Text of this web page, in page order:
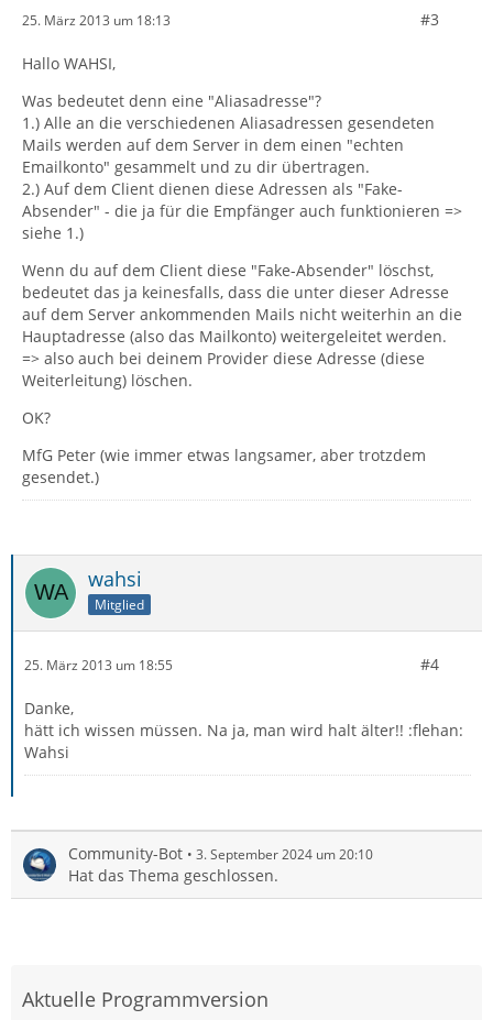
25. März 2013 um 18:13 #3
Hallo WAHSI,
Was bedeutet denn eine "Aliasadresse"?
1.) Alle an die verschiedenen Aliasadressen gesendeten
Mails werden auf dem Server in dem einen "echten
Emailkonto" gesammelt und zu dir übertragen.
2.) Auf dem Client dienen diese Adressen als "Fake-
Absender" - die ja für die Empfänger auch funktionieren =>
siehe 1.)
Wenn du auf dem Client diese "Fake-Absender" löschst,
bedeutet das ja keinesfalls, dass die unter dieser Adresse
auf dem Server ankommenden Mails nicht weiterhin an die
Hauptadresse (also das Mailkonto) weitergeleitet werden.
=> also auch bei deinem Provider diese Adresse (diese
Weiterleitung) löschen.
OK?
MfG Peter (wie immer etwas langsamer, aber trotzdem
gesendet.)
wahsi
Mitglied
25. März 2013 um 18:55 #4
Danke,
hätt ich wissen müssen. Na ja, man wird halt älter!! :flehan:
Wahsi
Community-Bot 3. September 2024 um 20:10
Hat das Thema geschlossen.
Aktuelle Programmversion